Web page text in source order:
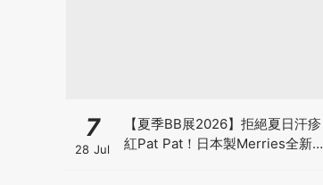
7
28 Jul
【夏季BB展2026】拒絕夏日汗疹
紅Pat Pat！日本製Merries全新超